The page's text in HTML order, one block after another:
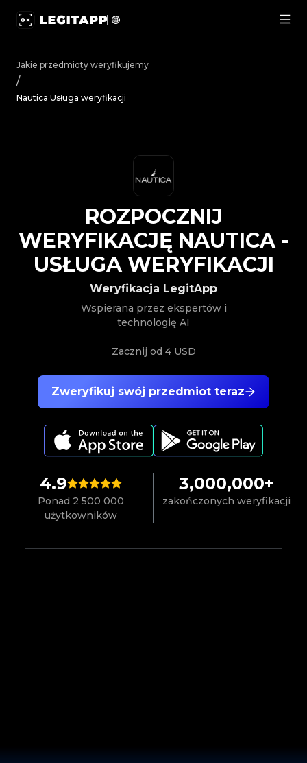
Jakie przedmioty weryfikujemy
/
Nautica Usługa weryfikacji
4.9
Ponad 2 500 000
użytkowników
3,000,000+
zakończonych weryfikacji
Zweryfikuj swój przedmiot teraz
Weryfikacja LegitApp
Wspierana przez ekspertów i
technologię AI
Zacznij od 4 USD
ROZPOCZNIJ
WERYFIKACJĘ NAUTICA-
USŁUGA WERYFIKACJI